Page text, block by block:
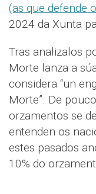
(as que defende
2024 da Xunta
Tras analizalos
Morte lanza a
considera “un
Morte”. De
orzamentos se
entenden os
estes pasados
10% do